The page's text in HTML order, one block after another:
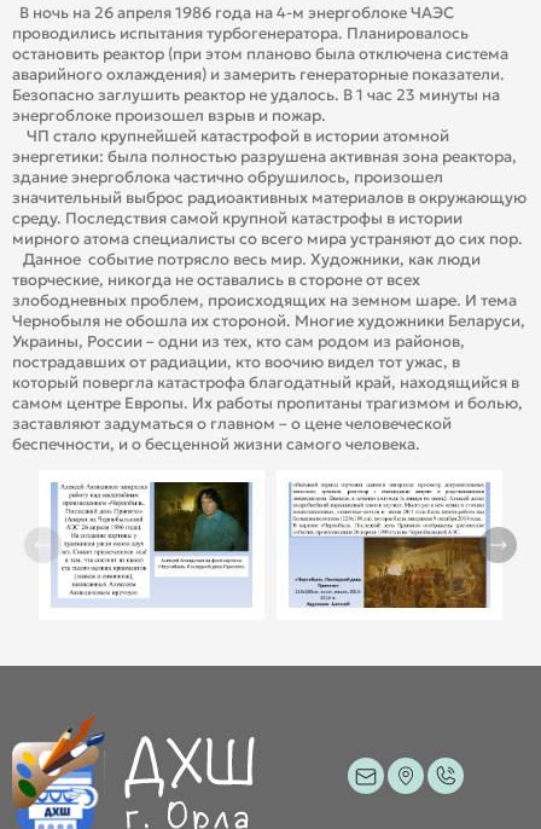
В ночь на 26 апреля 1986 года на 4-м энергоблоке ЧАЭС
проводились испытания турбогенератора. Планировалось
остановить реактор (при этом планово была отключена система
аварийного охлаждения) и замерить генераторные показатели.
Безопасно заглушить реактор не удалось. В 1 час 23 минуты на
энергоблоке произошел взрыв и пожар.
ЧП стало крупнейшей катастрофой в истории атомной
энергетики: была полностью разрушена активная зона реактора,
здание энергоблока частично обрушилось, произошел
значительный выброс радиоактивных материалов в окружающую
среду. Последствия самой крупной катастрофы в истории
мирного атома специалисты со всего мира устраняют до сих пор.
Данное событие потрясло весь мир. Художники, как люди
творческие, никогда не оставались в стороне от всех
злободневных проблем, происходящих на земном шаре. И тема
Чернобыля не обошла их стороной. Многие художники Беларуси,
Украины, России – одни из тех, кто сам родом из районов,
пострадавших от радиации, кто воочию видел тот ужас, в
который повергла катастрофа благодатный край, находящийся в
самом центре Европы. Их работы пропитаны трагизмом и болью,
заставляют задуматься о главном – о цене человеческой
беспечности, и о бесценной жизни самого человека.